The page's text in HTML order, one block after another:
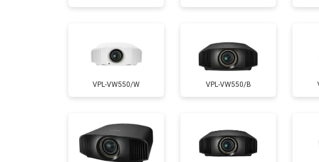
Замена блока розжига
VPL-VW550/W VPL-VW550/B